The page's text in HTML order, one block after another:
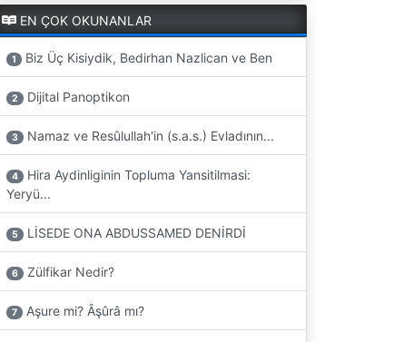
EN ÇOK OKUNANLAR
1 Biz Üç Kisiydik, Bedirhan Nazlican ve Ben
2 Dijital Panoptikon
3 Namaz ve Resûlullah'in (s.a.s.) Evladının...
4
Hira Aydinliginin Topluma Yansitilmasi:
Yeryü...
5 LİSEDE ONA ABDUSSAMED DENİRDİ
6 Zülfikar Nedir?
7 Aşure mi? Âşûrâ mı?